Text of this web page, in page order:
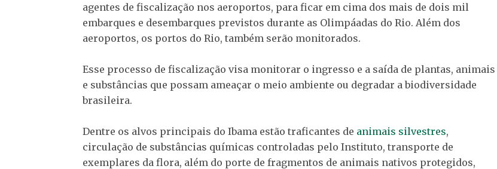
agentes de fiscalização nos aeroportos, para ficar em cima dos mais de dois mil
embarques e desembarques previstos durante as Olimpáadas do Rio. Além dos
aeroportos, os portos do Rio, também serão monitorados.
Esse processo de fiscalização visa monitorar o ingresso e a saída de plantas, animais
e substâncias que possam ameaçar o meio ambiente ou degradar a biodiversidade
brasileira.
Dentre os alvos principais do Ibama estão traficantes de animais silvestres,
circulação de substâncias químicas controladas pelo Instituto, transporte de
exemplares da flora, além do porte de fragmentos de animais nativos protegidos,